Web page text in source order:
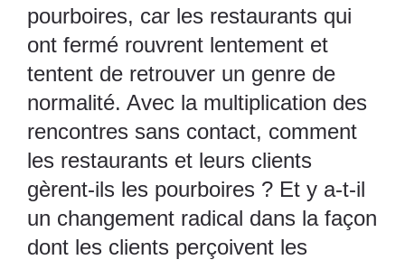
pourboires, car les restaurants qui
ont fermé rouvrent lentement et
tentent de retrouver un genre de
normalité. Avec la multiplication des
rencontres sans contact, comment
les restaurants et leurs clients
gèrent-ils les pourboires ? Et y a-t-il
un changement radical dans la façon
dont les clients perçoivent les